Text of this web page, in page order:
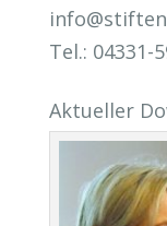
Tel.: 04331-
Aktueller